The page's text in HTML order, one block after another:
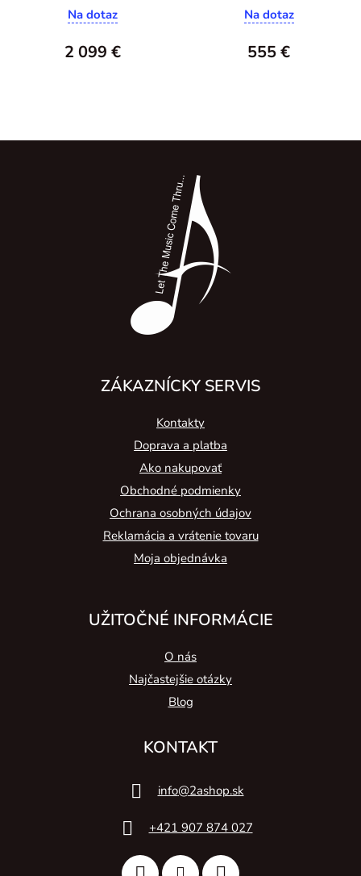
Na dotaz
2 099 €
Na dotaz
555 €
ZÁKAZNÍCKY SERVIS
Kontakty
Doprava a platba
Ako nakupovať
Obchodné podmienky
Ochrana osobných údajov
Reklamácia a vrátenie tovaru
Moja objednávka
UŽITOČNÉ INFORMÁCIE
O nás
Najčastejšie otázky
Blog
KONTAKT
info@2ashop.sk
+421 907 874 027